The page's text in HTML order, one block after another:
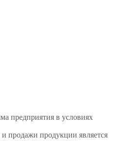
предприятия в условиях
и продажи продукции является